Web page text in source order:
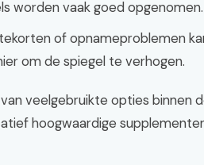
worden vaak goed opgenomen.
of opnameproblemen
om de spiegel te verhogen.
veelgebruikte opties binnen
hoogwaardige